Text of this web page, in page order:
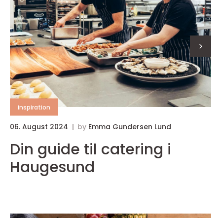
inspiration
06. August 2024 by Emma Gundersen Lund
Din guide til catering i
Haugesund
>